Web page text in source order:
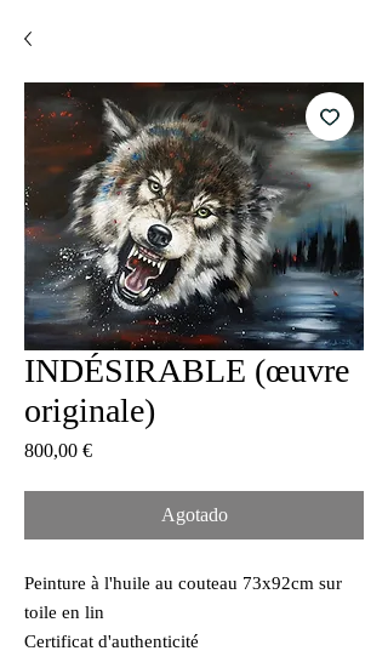
INDÉSIRABLE (œuvre
originale)
800,00 €Precio
Agotado
Peinture à l'huile au couteau 73x92cm sur
toile en lin
Certificat d'authenticité